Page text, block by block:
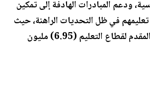
ودعم المبادرات الهادفة إلى تمكين
في ظل التحديات الراهنة، حيث
بلغت تكلفة الدعم المقدم لقطاع التعليم (6.95) مليون